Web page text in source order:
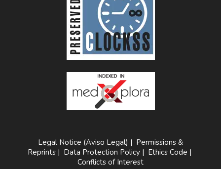
Legal Notice (Aviso Legal) | Permissions &
Reprints | Data Protection Policy | Ethics Code |
Conflicts of Interest